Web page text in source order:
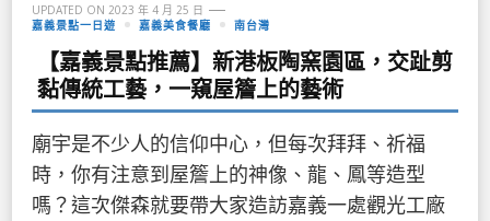
UPDATED ON 2023 年 4 月 25 日
嘉義景點一日遊
嘉義美食餐廳 南台灣
【嘉義景點推薦】新港板陶窯園區，交趾剪
黏傳統工藝，一窺屋簷上的藝術
廟宇是不少人的信仰中心，但每次拜拜、祈福
時，你有注意到屋簷上的神像、龍、鳳等造型
嗎？這次傑森就要帶大家造訪嘉義一處觀光工廠